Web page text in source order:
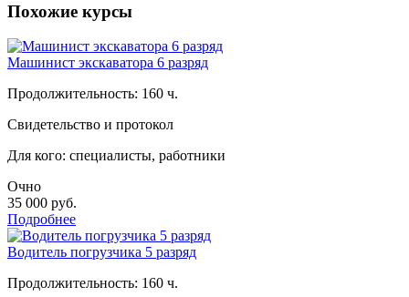
Похожие курсы
Машинист экскаватора 6 разряд
Продолжительность: 160 ч.
Свидетельство и протокол
Для кого: специалисты, работники
Очно
35 000 руб.
Подробнее
Водитель погрузчика 5 разряд
Продолжительность: 160 ч.